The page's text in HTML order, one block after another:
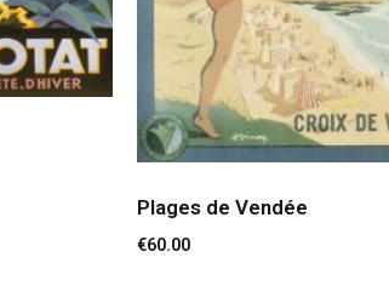
Plages de Vendée
€60.00